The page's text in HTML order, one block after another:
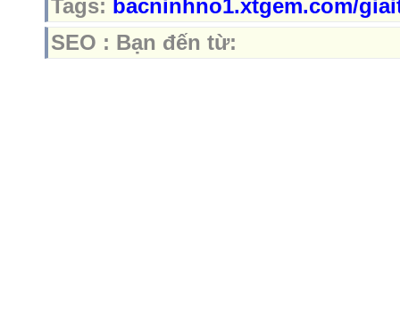
Tags: bacninhno1.xtgem.com/
SEO : Bạn đến từ: